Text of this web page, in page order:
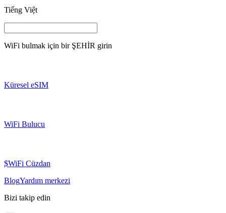
Tiếng Việt
WiFi bulmak için bir ŞEHİR girin
Küresel eSIM
WiFi Bulucu
$WiFi Cüzdan
BlogYardım merkezi
Bizi takip edin